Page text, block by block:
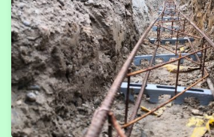
FÜR
DEN
HOCHWEG"